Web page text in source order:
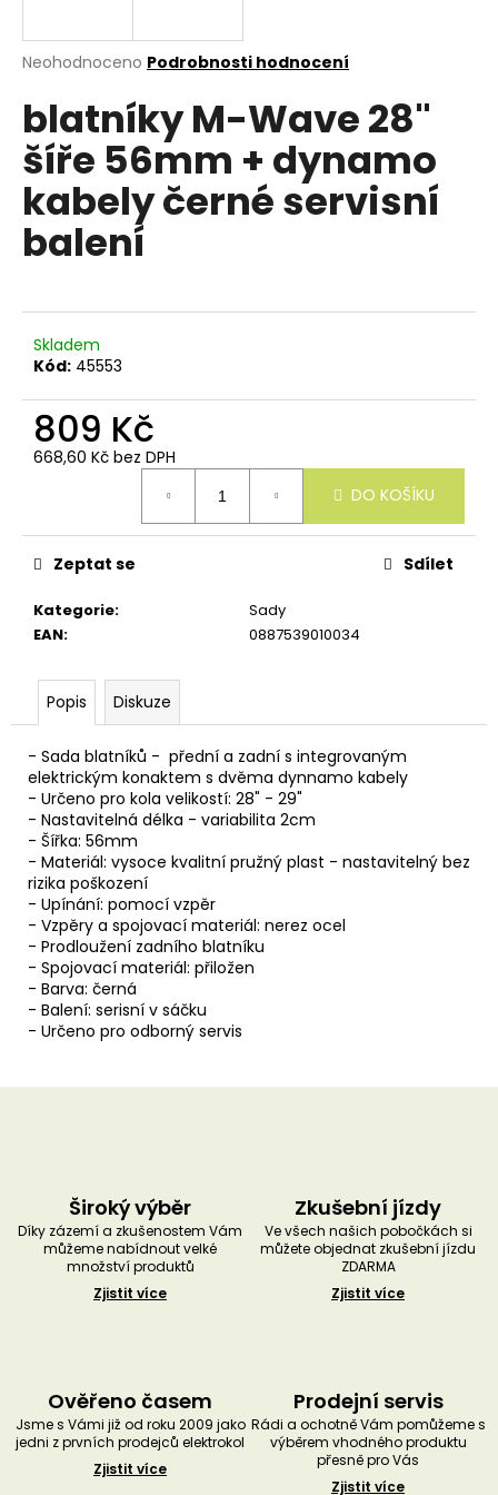
Průměrné
produktu
je
0,0
z
5
hvězdiček.
Neohodnoceno Podrobnosti hodnocení
blatníky M-Wave 28"
šíře 56mm + dynamo
kabely černé servisní
balení
Skladem
Kód: 45553
809 Kč
668,60 Kč bez DPH
DO KOŠÍKU
Kategorie:
Sady
EAN: 0887539010034
Zeptat se Sdílet
Popis Diskuze
- Sada blatníků - přední a zadní s integrovaným
elektrickým konaktem s dvěma dynnamo kabely
- Určeno pro kola velikostí: 28" - 29"
- Nastavitelná délka - variabilita 2cm
- Šířka: 56mm
- Materiál: vysoce kvalitní pružný plast - nastavitelný bez
rizika poškození
- Upínání: pomocí vzpěr
- Vzpěry a spojovací materiál: nerez ocel
- Prodloužení zadního blatníku
- Spojovací materiál: přiložen
- Barva: černá
- Balení: serisní v sáčku
- Určeno pro odborný servis
Široký výběr
Díky zázemí a zkušenostem Vám
můžeme nabídnout velké
množství produktů
Zjistit více
Zkušební jízdy
Ve všech našich pobočkách si
můžete objednat zkušební jízdu
ZDARMA
Zjistit více
Ověřeno časem
Jsme s Vámi již od roku 2009 jako
jedni z prvních prodejců elektrokol
Zjistit více
Prodejní servis
Rádi a ochotně Vám pomůžeme s
výběrem vhodného produktu
přesně pro Vás
Zjistit více
n
a
j
í
t
?
D
o
u
m